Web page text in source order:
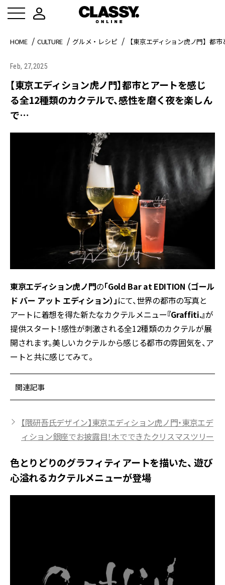
HOME CULTURE グルメ・レシピ 【東京エディション虎ノ門】都
Feb, 27,2025
【東京エディション虎ノ門】都市とアートを感じ
る全12種類のカクテルで、感性を磨く夜を楽しん
で…
東京エディション虎ノ門の「Gold Bar at EDITION （ゴール
ド バー アット エディション）」にて、世界の都市の写真と
アートに着想を得た新たなカクテルメニュー『Graffiti.』が
提供スタート！感性が刺激される全12種類のカクテルが展
開されます。美しいカクテルから感じる都市の雰囲気を、ア
ートと共に感じてみて。
関連記事
【隈研吾氏デザイン】東京エディション虎ノ門・東京エデ
ィション銀座でお披露目！木でできたクリスマスツリー
色とりどりのグラフィティアートを描いた、 遊び
心溢れるカクテルメニューが登場